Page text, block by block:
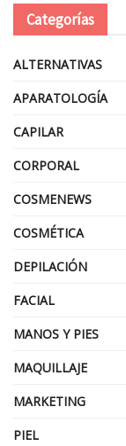
Categorías
ALTERNATIVAS
APARATOLOGÍA
CAPILAR
CORPORAL
COSMENEWS
COSMÉTICA
DEPILACIÓN
FACIAL
MANOS Y PIES
MAQUILLAJE
MARKETING
PIEL